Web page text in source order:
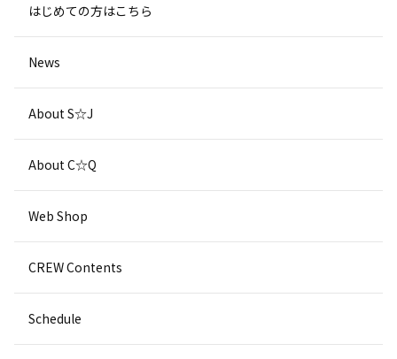
はじめての方はこちら
News
About S☆J
About C☆Q
Web Shop
CREW Contents
Schedule